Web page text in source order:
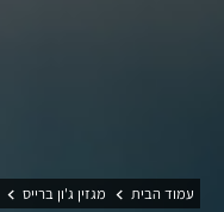
עמוד הבית מגזין ג'ון ברייס